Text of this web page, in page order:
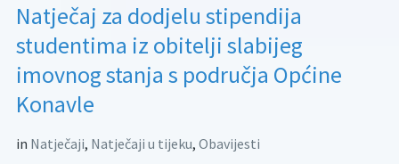
Natječaj za dodjelu stipendija
studentima iz obitelji slabijeg
imovnog stanja s područja Općine
Konavle
in Natječaji, Natječaji u tijeku, Obavijesti